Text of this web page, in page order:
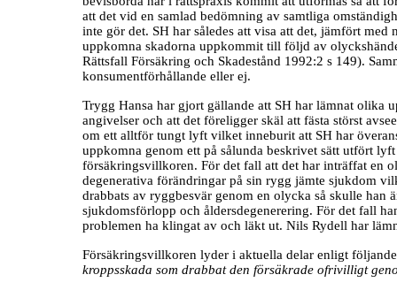
att det vid en samlad bedömning av samtliga
inte gör det. SH har således att visa att det, jämfört
uppkomna skadorna uppkommit till följd av
Rättsfall Försäkring och Skadestånd 1992:2 s 149).
konsumentförhållande eller ej.
Trygg Hansa har gjort gällande att SH har lämnat olika
angivelser och att det föreligger skäl att fästa störst
om ett alltför tungt lyft vilket inneburit att SH har
uppkomna genom ett på sålunda beskrivet sätt utfört
försäkringsvillkoren. För det fall att det har inträffat en
degenerativa förändringar på sin rygg jämte sjukdom
drabbats av ryggbesvär genom en olycka så skulle
sjukdomsförlopp och åldersdegenerering. För det fall
problemen ha klingat av och läkt ut. Nils Rydell har
Försäkringsvillkoren lyder i aktuella delar enligt
kroppsskada som drabbat den försäkrade ofrivilligt